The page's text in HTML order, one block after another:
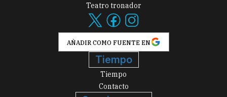
Teatro tronador
AÑADIR COMO FUENTE EN
Tiempo
Tiempo
Contacto